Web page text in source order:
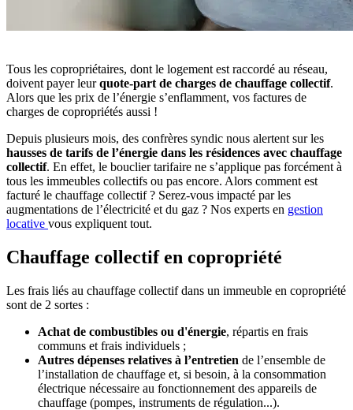
Tous les copropriétaires, dont le logement est raccordé au réseau,
doivent payer leurquote-part de charges de chauffage collectif.
Alors que les prix de l’énergie s’enflamment, vos factures de
charges de copropriétés aussi !
Depuis plusieurs mois, des confrères syndic nous alertent sur les
hausses de tarifs de l’énergie dans les résidences avec chauffage
collectif. En effet, le bouclier tarifaire ne s’applique pas forcément à
tous les immeubles collectifs ou pas encore. Alors comment est
facturé le chauffage collectif ? Serez-vous impacté par les
augmentations de l’électricité et du gaz ? Nos experts en gestion
locative vous expliquent tout.
Chauffage collectif en copropriété
Les frais liés au chauffage collectif dans un immeuble en copropriété
sont de 2 sortes :
Achat de combustibles ou d'énergie, répartis en frais
communs et frais individuels ;
Autres dépenses relatives à l’entretien de l’ensemble de
l’installation de chauffage et, si besoin, à la consommation
électrique nécessaire au fonctionnement des appareils de
chauffage (pompes, instruments de régulation...).